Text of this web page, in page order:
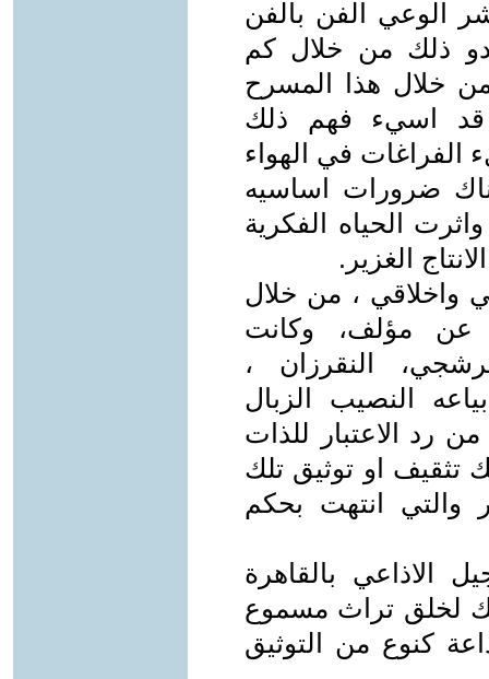
الوعي الفن بالفن
ذلك من خلال كم
خلال هذا المسرح
قد اسيء فهم ذلك
الفراغات في الهواء
ضرورات اساسيه
الحياه الفكرية
الغزير.
واخلاقي ، من خلال
عن مؤلف، وكانت
النقرزان ،
النصيب الزبال
رد الاعتبار للذات
تثقيف او توثيق تلك
والتي انتهت بحكم
الاذاعي بالقاهرة
لخلق تراث مسموع
كنوع من التوثيق